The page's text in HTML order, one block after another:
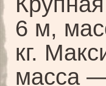
6 м,
кг.
масса